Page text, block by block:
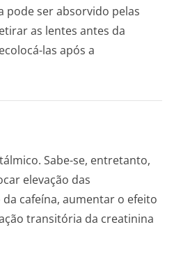
pode ser absorvido pelas
as lentes antes da
las após a
Sabe-se, entretanto,
elevação das
cafeína, aumentar o efeito
transitória da creatinina